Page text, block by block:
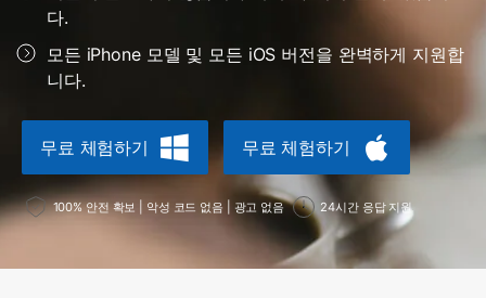
더 보기
고객 지원 센터
다운로드 센터
공식 설치 파일 및 최신 버전 업데이트를 제공
합니다.
리소스 허브
3,000개 이상의 사용 가이드, 전문가 팁 및 최
신 모바일 소식을 확인하세요.
iOS26 다운그레이드
검색하기
다.
모든 iPhone 모델 및 모든 iOS 버전을 완벽하게 지원합
니다.
무료 체험하기 무료 체험하기
100% 안전 확보 | 악성 코드 없음 | 광고 없음 24시간 응답 지원